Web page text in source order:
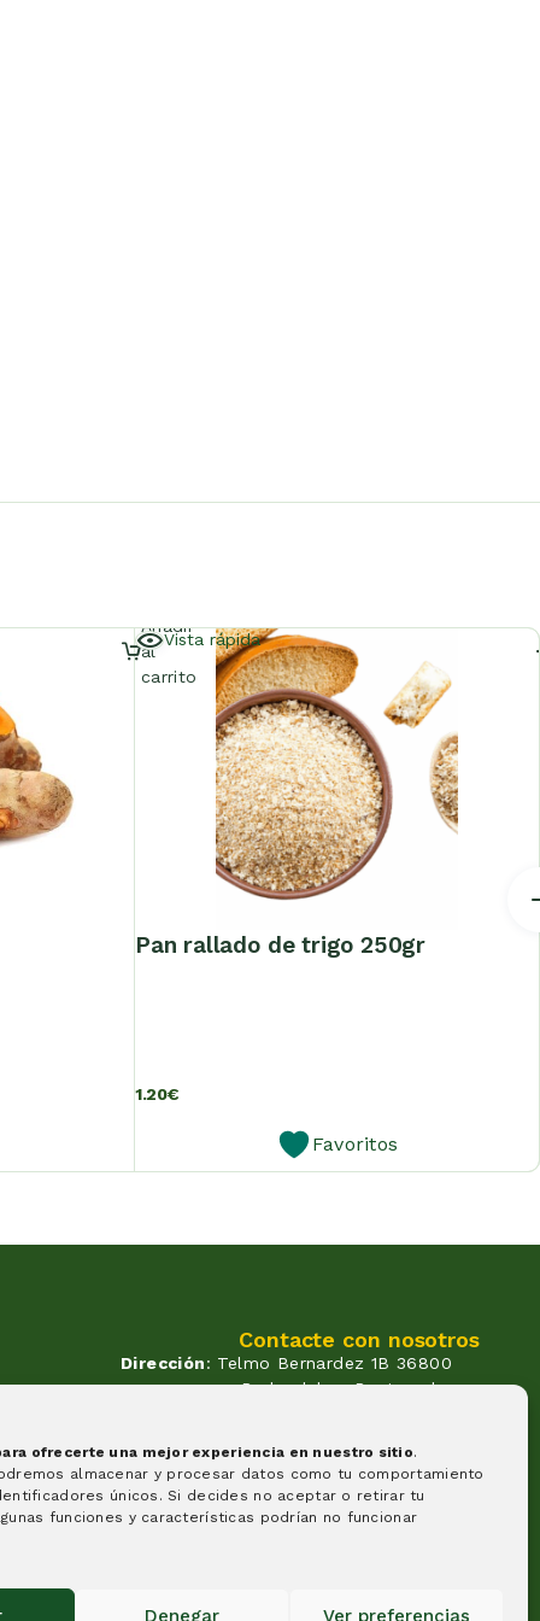
ofrecerte una mejor experiencia en nuestro sitio.
almacenar y procesar datos como tu comportamiento
únicos. Si decides no aceptar o retirar tu
funciones y características podrían no funcionar
Denegar Ver preferencias
Vista rápida
pan rallado de trigo 250gr
1.20€
Favoritos
Añadir
al
carrito
Contacte con nosotros
Dirección: Telmo Bernardez 1B 36800
Redondela - Pontevedra
(+34) 604 053 261
Horario : Lunes a Viernes de
09:30 a 14:00 y de 17:00 a 20:00